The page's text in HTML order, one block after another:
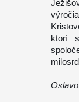
ktorí